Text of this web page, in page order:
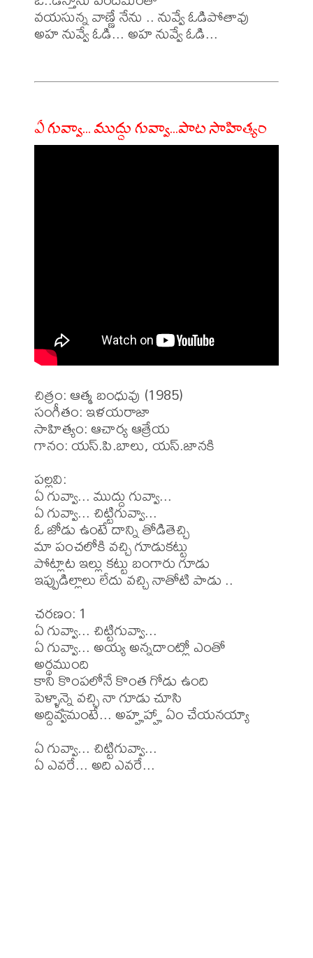
వయసున్న వాణ్ణే నేను .. నువ్వే ఓడిపోతావు
అహ నువ్వే ఓడి... అహ నువ్వే ఓడి...
ఏ గువ్వా... ముద్దు గువ్వా...పాట సాహిత్యం
చిత్రం: ఆత్మ బంధువు (1985)
సంగీతం: ఇళయరాజా
సాహిత్యం: ఆచార్య ఆత్రేయ
గానం: యస్.పి.బాలు, యస్.జానకి
పల్లవి:
ఏ గువ్వా... ముద్దు గువ్వా...
ఏ గువ్వా... చిట్టిగువ్వా...
ఓ జోడు ఉంటే దాన్ని తోడితెచ్చి
మా పంచలోకి వచ్చి గూడుకట్టు
పోట్లాట ఇల్లు కట్టు బంగారు గూడు
ఇప్పుడిల్లాలు లేదు వచ్చి నాతోటి పాడు ..
చరణం: 1
ఏ గువ్వా... చిట్టిగువ్వా...
ఏ గువ్వా... అయ్య అన్నదాంట్లో ఎంతో
అర్థముంది
కాని కొంపలోనే కొంత గోడు ఉంది
పెళ్ళాన్నై వచ్చి నా గూడు చూసి
అద్దివ్వమంటే... అహ్హహ్హా ఏం చేయనయ్యా
ఏ గువ్వా... చిట్టిగువ్వా...
ఏ ఎవరే... అది ఎవరే...